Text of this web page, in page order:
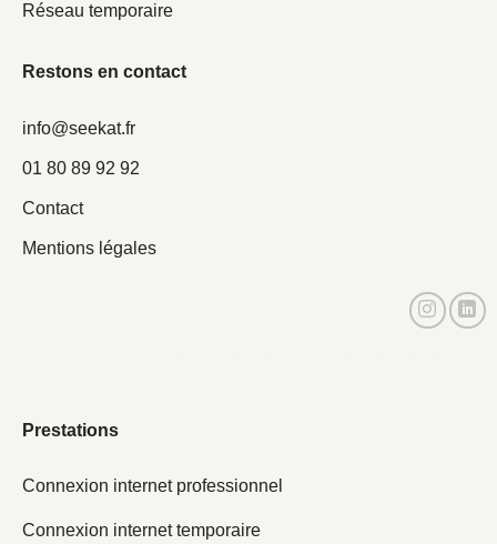
Réseau temporaire
Prestations
Connexion internet professionnel
Connexion internet temporaire
Restons en contact
info@seekat.fr
01 80 89 92 92
Contact
Mentions légales